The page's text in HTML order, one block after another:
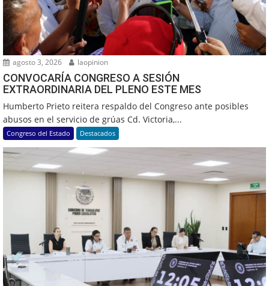
agosto 3, 2026 laopinion
CONVOCARÍA CONGRESO A SESIÓN
EXTRAORDINARIA DEL PLENO ESTE MES
Humberto Prieto reitera respaldo del Congreso ante posibles
abusos en el servicio de grúas Cd. Victoria,...
Congreso del Estado Destacados